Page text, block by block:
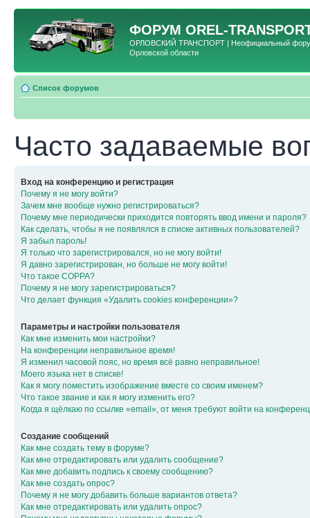
ФОРУМ OREL-
ОРЛОВСКИЙ ТРАНСПОРТ | Неофициальный форум
Орловской области
Список форумов
Часто задаваемые
Вход на конференцию и регистрация
Почему я не могу войти?
Зачем мне вообще нужно регистрироваться?
Почему мне периодически приходится повторять ввод имени и пароля?
Как сделать, чтобы я не появлялся в списке активных пользователей?
Я забыл пароль!
Я только что зарегистрировался, но не могу войти!
Я давно зарегистрирован, но больше не могу войти!
Что такое COPPA?
Почему я не могу зарегистрироваться?
Что делает функция «Удалить cookies конференции»?
Параметры и настройки пользователя
Как мне изменить мои настройки?
На конференции неправильное время!
Я изменил часовой пояс, но время всё равно неправильное!
Моего языка нет в списке!
Как я могу поместить изображение вместе со своим именем?
Что такое звание и как я могу изменить его?
Когда я щёлкаю по ссылке «email», от меня требуют войти на
Создание сообщений
Как мне создать тему в форуме?
Как мне отредактировать или удалить сообщение?
Как мне добавить подпись к своему сообщению?
Как мне создать опрос?
Почему я не могу добавить больше вариантов ответа?
Как мне отредактировать или удалить опрос?